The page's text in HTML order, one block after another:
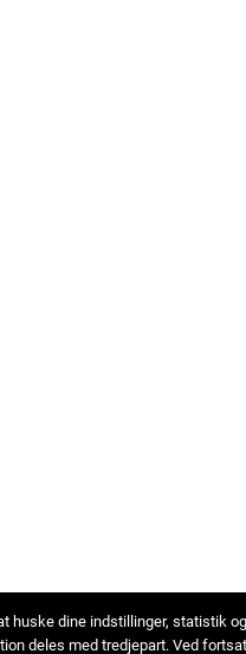
huske dine indstillinger, statistik
deles med tredjepart. Ved